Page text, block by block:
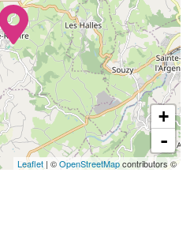
+
-
Leaflet | ©OpenStreetMapcontributors ©